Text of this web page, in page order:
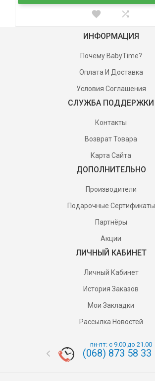
ИНФОРМАЦИЯ
Почему BabyTime?
Оплата И Доставка
Условия Соглашения
СЛУЖБА ПОДДЕРЖКИ
Контакты
Возврат Товара
Карта Сайта
ДОПОЛНИТЕЛЬНО
Производители
Подарочные Сертификаты
Партнёры
Акции
ЛИЧНЫЙ КАБИНЕТ
Личный Кабинет
История Заказов
Мои Закладки
Рассылка Новостей
пн-пт: с 9.00 до 21.00
(068) 873 58 33